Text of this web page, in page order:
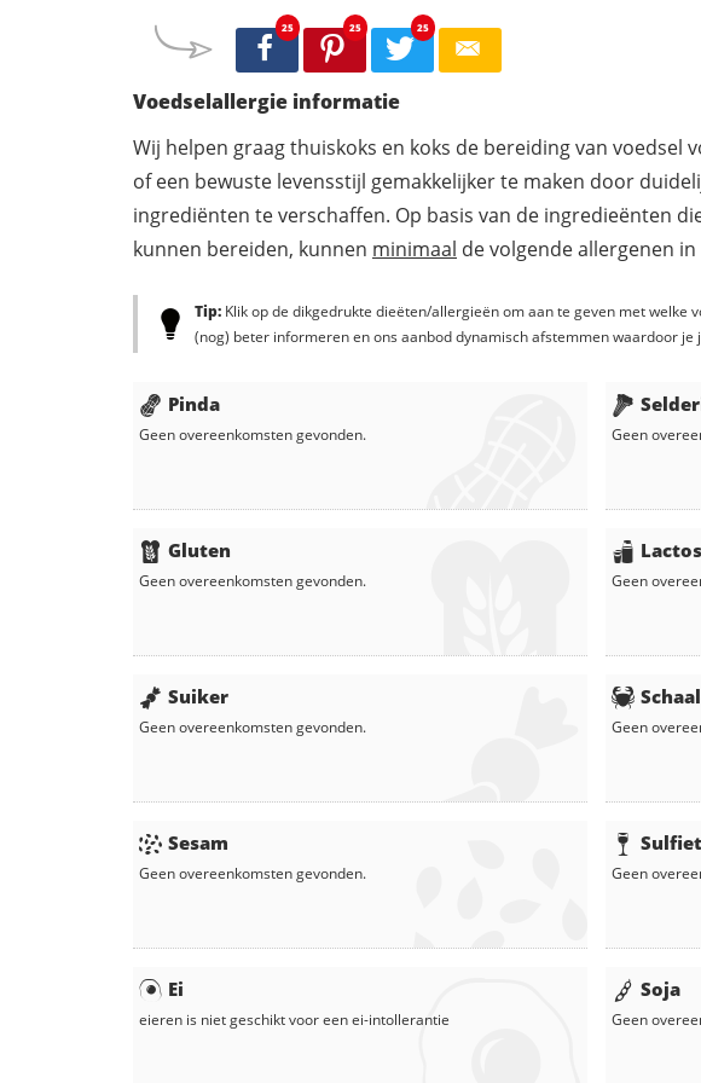
25 25 25
Voedselallergie informatie
Wij helpen graag thuiskoks en koks de bereiding van voedsel
of een bewuste levensstijl gemakkelijker te maken door
ingrediënten te verschaffen. Op basis van de ingredieënten
kunnen bereiden, kunnen minimaal de volgende allergenen
Tip: Klik op de dikgedrukte dieëten/allergieën om aan te geven met welke
(nog) beter informeren en ons aanbod dynamisch afstemmen waardoor je
Pinda
Geen overeenkomsten gevonden.
Gluten
Geen overeenkomsten gevonden.
Suiker
Geen overeenkomsten gevonden.
Sesam
Geen overeenkomsten gevonden.
Ei
eieren is niet geschikt voor een ei-intollerantie
Geen
Geen
Geen
Sulfiet
Geen
Soja
Geen